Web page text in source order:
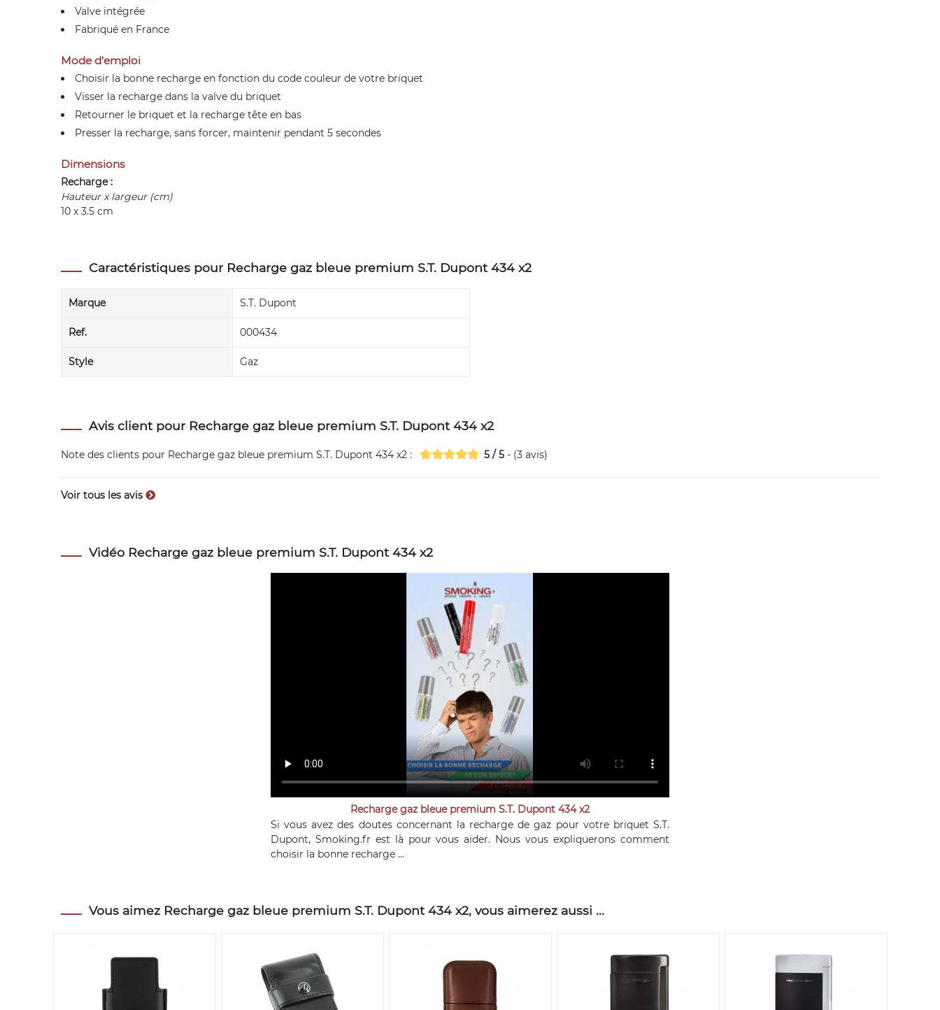
Valve intégrée
Fabriqué en France
Mode d'emploi
Choisir la bonne recharge en fonction du code couleur de votre briquet
Visser la recharge dans la valve du briquet
Retourner le briquet et la recharge tête en bas
Presser la recharge, sans forcer, maintenir pendant 5 secondes
Dimensions
Recharge :
Hauteur x largeur (cm)
10 x 3.5 cm
Caractéristiques pour Recharge gaz bleue premium S.T. Dupont 434 x2
Marque S.T. Dupont
Ref. 000434
Style Gaz
Avis client pour Recharge gaz bleue premium S.T. Dupont 434 x2
Note des clients pour Recharge gaz bleue premium S.T. Dupont 434 x2 : 5 /5 - (3 avis)
Voir tous les avis
Vidéo Recharge gaz bleue premium S.T. Dupont 434 x2
Recharge gaz bleue premium S.T. Dupont 434 x2
Si vous avez des doutes concernant la recharge de gaz pour votre briquet S.T.
Dupont, Smoking.fr est là pour vous aider. Nous vous expliquerons comment
choisir la bonne recharge ...
Vous aimez Recharge gaz bleue premium S.T. Dupont 434 x2, vous aimerez aussi ...